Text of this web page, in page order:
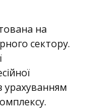
на
сектору.
з урахуванням